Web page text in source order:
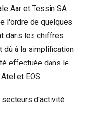
Aar et Tessin SA
l'ordre de quelques
dans les chiffres
dû à la simplification
effectuée dans le
et EOS.
d'activité